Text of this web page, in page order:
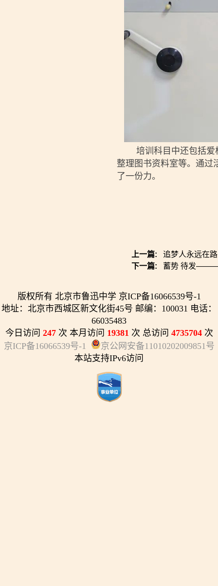
培训科目中还包括爱校
整理图书资料室等。通过
了一份力。
上一篇: 追梦人永远在
下一篇: 蓄势 待发———
版权所有 北京市鲁迅中学 京ICP备16066539号-1
地址：北京市西城区新文化街45号 邮编：100031 电话：
66035483
今日访问 247 次 本月访问 19381 次 总访问 4735704 次
京ICP备16066539号-1
京公网安备11010202009851号
本站支持IPv6访问